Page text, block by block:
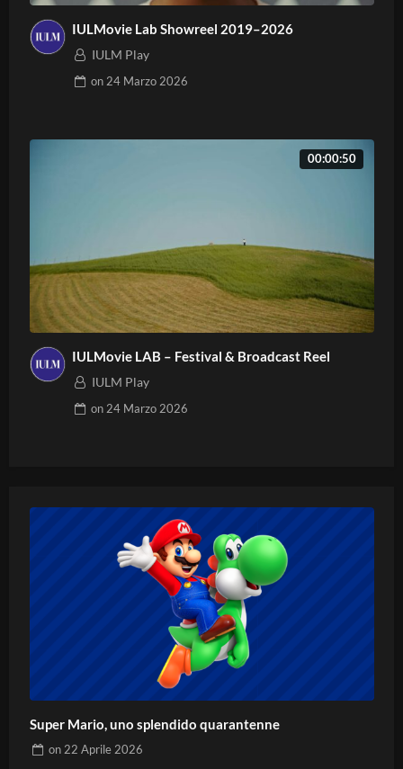
IULMovie Lab Showreel 2019–2026
IULM Play
on 24 Marzo 2026
00:00:50
IULMovie LAB – Festival & Broadcast Reel
IULM Play
on 24 Marzo 2026
Super Mario, uno splendido quarantenne
on 22 Aprile 2026